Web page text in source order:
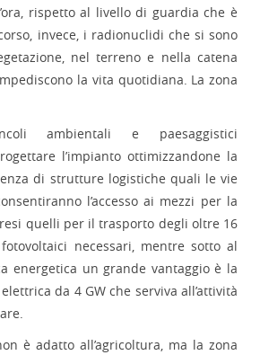
rispetto al livello di guardia che è
invece, i radionuclidi che si sono
nel terreno e nella catena
la vita quotidiana. La zona
ambientali e paesaggistici
l’impianto ottimizzandone la
di strutture logistiche quali le vie
l’accesso ai mezzi per la
quelli per il trasporto degli oltre 16
necessari, mentre sotto al
energetica un grande vantaggio è la
da 4 GW che serviva all’attività
è adatto all’agricoltura, ma la zona